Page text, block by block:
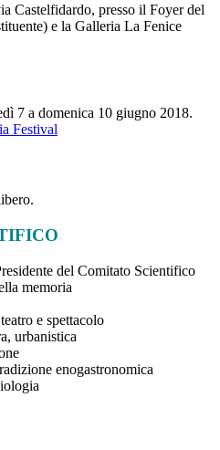
Castelfidardo, presso il Foyer del
e la Galleria La Fenice
7 a domenica 10 giugno 2018.
Festival
del Comitato Scientifico
memoria
e spettacolo
urbanistica
enogastronomica